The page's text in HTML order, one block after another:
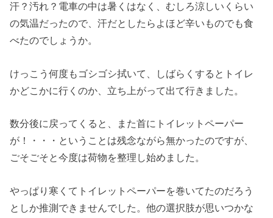
汗？汚れ？電車の中は暑くはなく、むしろ涼しいくらい
の気温だったので、汗だとしたらよほど辛いものでも食
べたのでしょうか。
けっこう何度もゴシゴシ拭いて、しばらくするとトイレ
かどこかに行くのか、立ち上がって出て行きました。
数分後に戻ってくると、また首にトイレットペーパー
が！・・・ということは残念ながら無かったのですが、
ごそごそと今度は荷物を整理し始めました。
やっぱり寒くてトイレットペーパーを巻いてたのだろう
としか推測できませんでした。他の選択肢が思いつかな